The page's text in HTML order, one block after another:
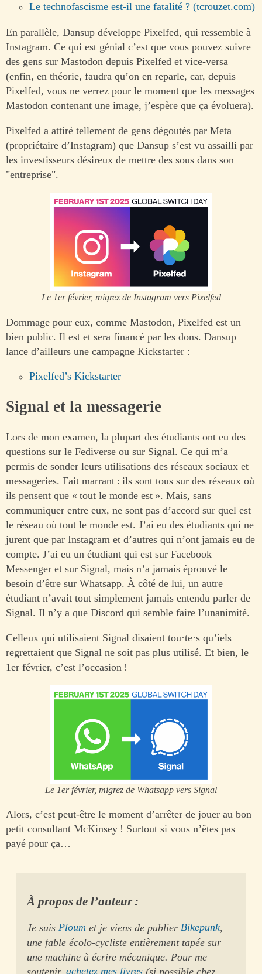
Le technofascisme est-il une fatalité ? (tcrouzet.com)
En parallèle, Dansup développe Pixelfed, qui ressemble à
Instagram. Ce qui est génial c’est que vous pouvez suivre
des gens sur Mastodon depuis Pixelfed et vice-versa
(enfin, en théorie, faudra qu’on en reparle, car, depuis
Pixelfed, vous ne verrez pour le moment que les messages
Mastodon contenant une image, j’espère que ça évoluera).
Pixelfed a attiré tellement de gens dégoutés par Meta
(propriétaire d’Instagram) que Dansup s’est vu assailli par
les investisseurs désireux de mettre des sous dans son
"entreprise".
Le 1er février, migrez de Instagram vers Pixelfed
Dommage pour eux, comme Mastodon, Pixelfed est un
bien public. Il est et sera financé par les dons. Dansup
lance d’ailleurs une campagne Kickstarter :
Pixelfed’s Kickstarter
Signal et la messagerie
Lors de mon examen, la plupart des étudiants ont eu des
questions sur le Fediverse ou sur Signal. Ce qui m’a
permis de sonder leurs utilisations des réseaux sociaux et
messageries. Fait marrant : ils sont tous sur des réseaux où
ils pensent que « tout le monde est ». Mais, sans
communiquer entre eux, ne sont pas d’accord sur quel est
le réseau où tout le monde est. J’ai eu des étudiants qui ne
jurent que par Instagram et d’autres qui n’ont jamais eu de
compte. J’ai eu un étudiant qui est sur Facebook
Messenger et sur Signal, mais n’a jamais éprouvé le
besoin d’être sur Whatsapp. À côté de lui, un autre
étudiant n’avait tout simplement jamais entendu parler de
Signal. Il n’y a que Discord qui semble faire l’unanimité.
Celleux qui utilisaient Signal disaient tou·te·s qu’iels
regrettaient que Signal ne soit pas plus utilisé. Et bien, le
1er février, c’est l’occasion !
Le 1er février, migrez de Whatsapp vers Signal
Alors, c’est peut-être le moment d’arrêter de jouer au bon
petit consultant McKinsey ! Surtout si vous n’êtes pas
payé pour ça…
À propos de l’auteur :
Je suisPloum et je viens de publierBikepunk,
une fable écolo-cycliste entièrement tapée sur
une machine à écrire mécanique. Pour me
soutenir,achetez mes livres (si possible chez